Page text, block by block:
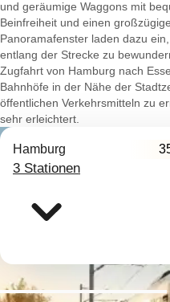
und geräumige Waggons mit
Beinfreiheit und einen
Panoramafenster laden dazu
entlang der Strecke zu
Zugfahrt von Hamburg nach
Bahnhöfe in der Nähe der
öffentlichen Verkehrsmitteln zu
sehr erleichtert.
Hamburg
3 Stationen